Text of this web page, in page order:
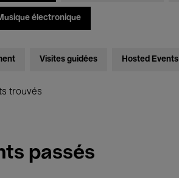
électronique
Visites guidées Hosted Events
trouvés
passés